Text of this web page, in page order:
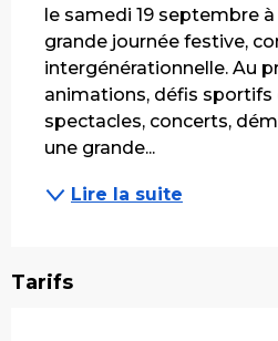
le samedi 19 septembre
grande journée festive,
intergénérationnelle. Au
animations, défis sportifs
spectacles, concerts,
une grande...
Lire la suite
Tarifs